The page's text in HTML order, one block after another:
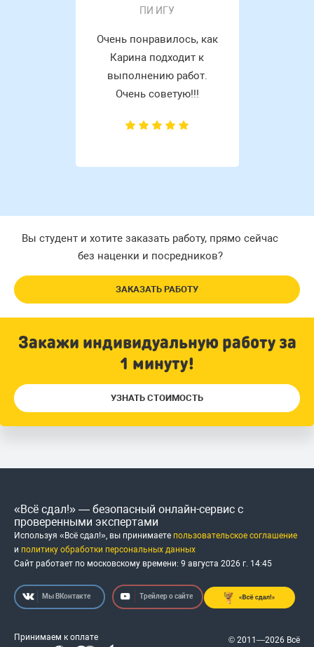
ПИ ИГУ
Очень понравилось, как
Карина подходит к
выполнению работ.
Очень советую!!!
Вы студент и хотите заказать работу, прямо сейчас
без наценки и посредников?
ЗАКАЗАТЬ РАБОТУ
Закажи индивидуальную работу за
1 минуту!
УЗНАТЬ СТОИМОСТЬ
«Всё сдал!» — безопасный онлайн-сервис с
проверенными экспертами
Используя «Всё сдал!», вы принимаете пользовательское соглашение
и политику обработки персональных данных
Сайт работает по московскому времени: 9 августа 2026 г. 14:45
Мы ВКонтакте Трейлер о сайте
Принимаем к оплате © 2011—2026 Всё